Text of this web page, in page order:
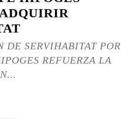
DE SERVIHABITAT POR
REFUERZA LA